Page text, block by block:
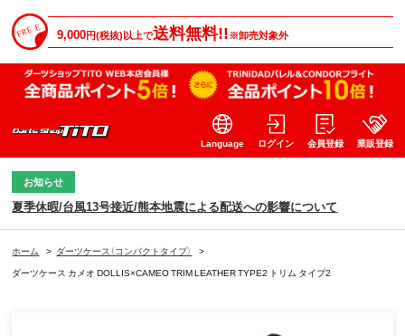
9,000円(税抜)以上で送料無料!!※卸売対象外
Language ログイン 会員登録 業販登録
お知らせ
夏季休暇/台風13号接近/熊本地震による配送への影響について
ホーム > ダーツケース（コンパクトタイプ）
>
ダーツケース カメオ DOLLIS×CAMEO TRIM LEATHER TYPE2 トリム タイプ2